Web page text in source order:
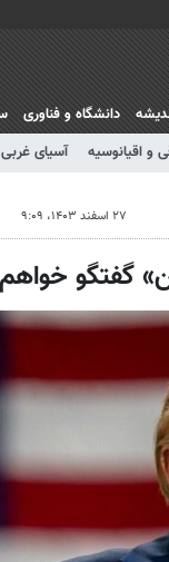
دانشگاه و فناوری
و اقیانوسیه آسیای غربی
۲۷ اسفند ۱۴۰۳، ۹:۰۹
گفتگو